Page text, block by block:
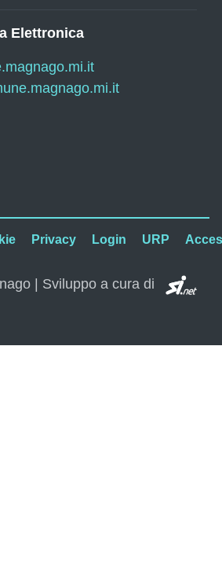
Elettronica
Privacy Login URP
| Sviluppo a cura di